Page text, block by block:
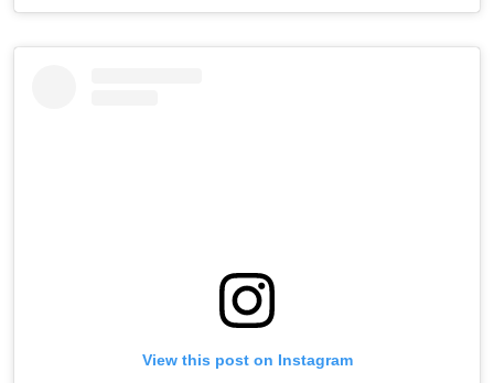
View this post on Instagram